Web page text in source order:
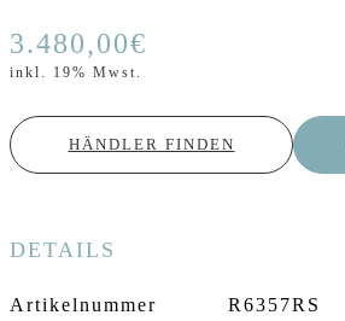
3.480,00€
inkl. 19% Mwst.
DETAILS
Artikelnummer R6357RS
HÄNDLER FINDEN